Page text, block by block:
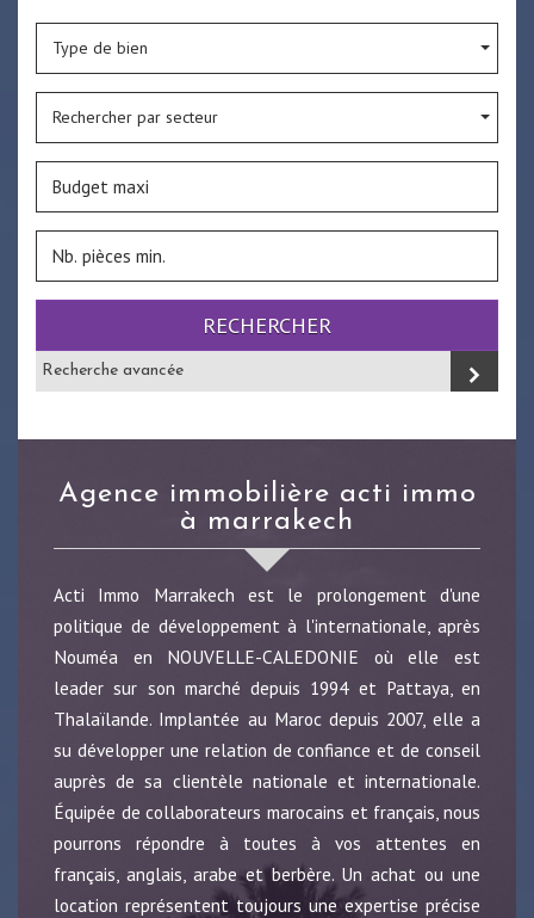
Type de bien
Rechercher par secteur
RECHERCHER
Recherche avancée
agence immobilière acti immo
à marrakech
Acti Immo Marrakech est le prolongement d'une
politique de développement à l'internationale, après
Nouméa en NOUVELLE-CALEDONIE où elle est
leader sur son marché depuis 1994 et Pattaya, en
Thalaïlande. Implantée au Maroc depuis 2007, elle a
su développer une relation de confiance et de conseil
auprès de sa clientèle nationale et internationale.
Équipée de collaborateurs marocains et français, nous
pourrons répondre à toutes à vos attentes en
français, anglais, arabe et berbère. Un achat ou une
location représentent toujours une expertise précise